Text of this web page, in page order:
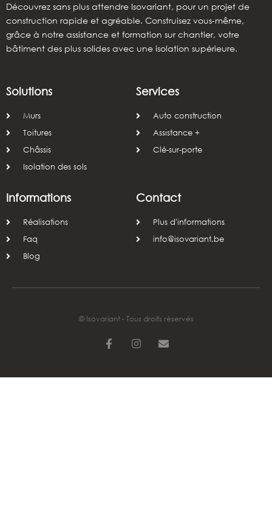
Découvrez sans plus attendre Isovariant, pour un projet de
construction rapide et agréable. Construisez vous-même,
grâce à notre assistance et formation sur chantier, votre
bâtiment des plus solides avec une isolation supérieure.
Solutions
Murs
Toitures
Châssis
Isolation des sols
Services
Auto construction
Assistance +
Clé-sur-porte
Informations
Réalisations
Faq
Blog
Contact
Plus d'informations
info@isovariant.be
© Isovariant - Tous droits réservés